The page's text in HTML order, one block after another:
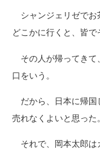
シャンジェリゼでお
どこかに行くと、皆で
その人が帰ってきて
口をいう。
だから、日本に帰国
売れなくよいと思った
それで、岡本太郎は